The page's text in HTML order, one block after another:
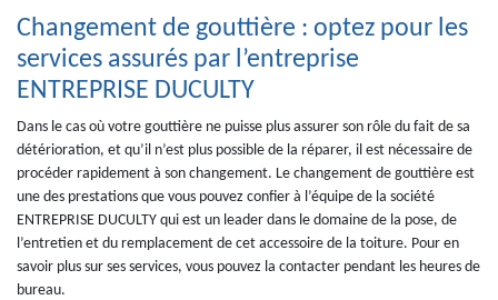
Changement de gouttière : optez pour les
services assurés par l’entreprise
ENTREPRISE DUCULTY
Dans le cas où votre gouttière ne puisse plus assurer son rôle du fait de sa
détérioration, et qu’il n’est plus possible de la réparer, il est nécessaire de
procéder rapidement à son changement. Le changement de gouttière est
une des prestations que vous pouvez confier à l’équipe de la société
ENTREPRISE DUCULTY qui est un leader dans le domaine de la pose, de
l’entretien et du remplacement de cet accessoire de la toiture. Pour en
savoir plus sur ses services, vous pouvez la contacter pendant les heures de
bureau.